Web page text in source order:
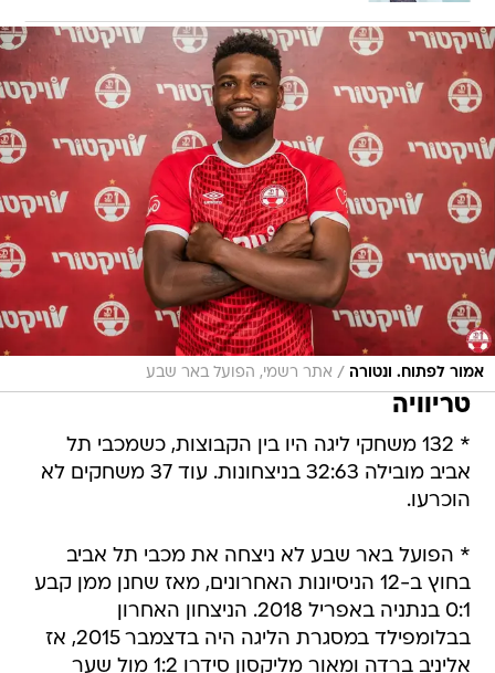
אמור לפתוח. ונטורה / אתר רשמי, הפועל באר שבע
טריוויה
* 132 משחקי ליגה היו בין הקבוצות, כשמכבי תל
אביב מובילה 32:63 בניצחונות. עוד 37 משחקים לא
הוכרעו.
* הפועל באר שבע לא ניצחה את מכבי תל אביב
בחוץ ב-12 הניסיונות האחרונים, מאז שחנן ממן קבע
0:1 בנתניה באפריל 2018. הניצחון האחרון
בבלומפילד במסגרת הליגה היה בדצמבר 2015, אז
אליניב ברדה ומאור מליקסון סידרו 1:2 מול שער